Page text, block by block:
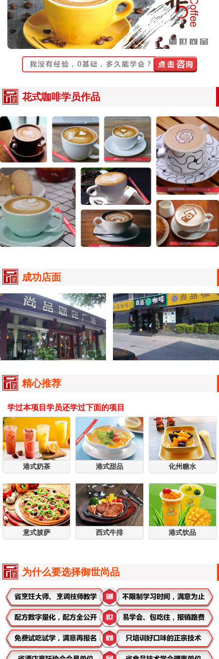
花式咖啡学员作品
成功店面
精心推荐
学过本项目学员还学过下面的项目
港式奶茶 港式甜品 化州糖水
意式披萨 西式牛排 港式饮品
为什么要选择御世尚品